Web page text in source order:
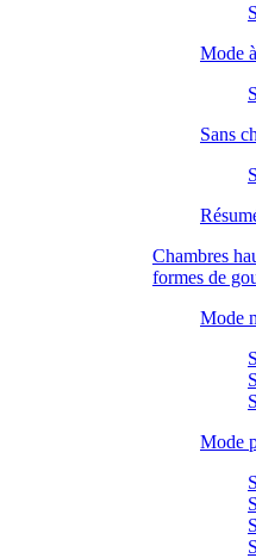
Mode
Sans
Chambres
formes de
Mode
Mode